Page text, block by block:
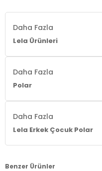
Daha Fazla
Lela Ürünleri
Daha Fazla
Polar
Daha Fazla
Lela Erkek Çocuk Polar
Benzer Ürünler